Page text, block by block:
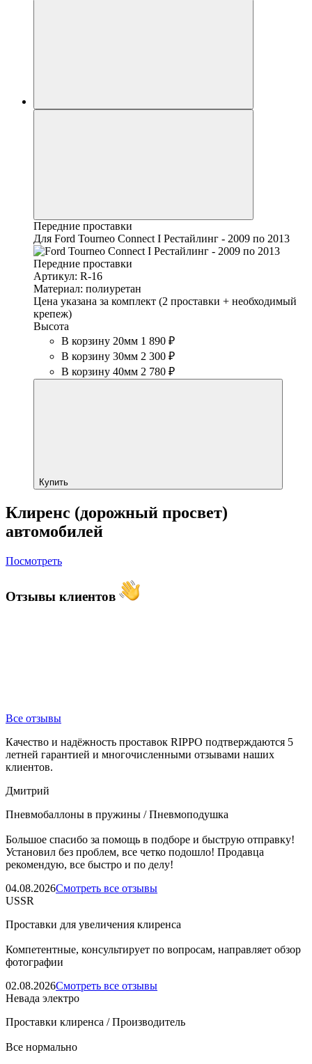
Передние проставки
Для Ford Tourneo Connect I Рестайлинг - 2009 по 2013
Артикул: R-16
Материал: полиуретан
Цена указана за комплект (2 проставки + необходимый
крепеж)
Высота
В корзину 20мм 1 890 ₽
В корзину 30мм 2 300 ₽
В корзину 40мм 2 780 ₽
Купить
Клиренс (дорожный просвет)
автомобилей
Посмотреть
Отзывы клиентов
Все отзывы
Качество и надёжность проставок RIPPO подтверждаются 5
летней гарантией и многочисленными отзывами наших
клиентов.
Дмитрий
Пневмобаллоны в пружины / Пневмоподушка
Большое спасибо за помощь в подборе и быструю отправку!
Установил без проблем, все четко подошло! Продавца
рекомендую, все быстро и по делу!
04.08.2026Смотреть все отзывы
USSR
Проставки для увеличения клиренса
Компетентные, консультирует по вопросам, направляет обзор
фотографии
02.08.2026Смотреть все отзывы
Невада электро
Проставки клиренса / Производитель
Все нормально